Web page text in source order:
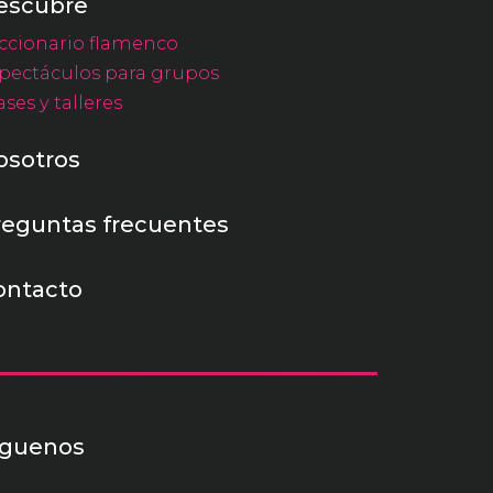
flamenco
para grupos
y talleres
frecuentes